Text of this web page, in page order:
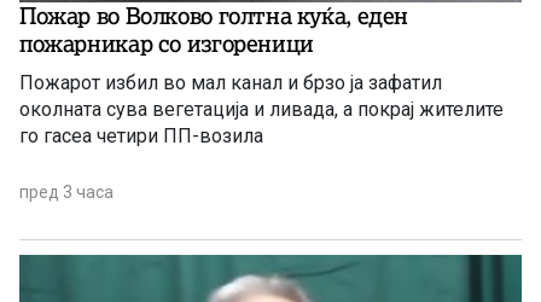
Пожар во Волково голтна куќа, еден
пожарникар со изгореници
Пожарот избил во мал канал и брзо ја зафатил
околната сува вегетација и ливада, а покрај жителите
го гасеа четири ПП-возила
пред 3 часа